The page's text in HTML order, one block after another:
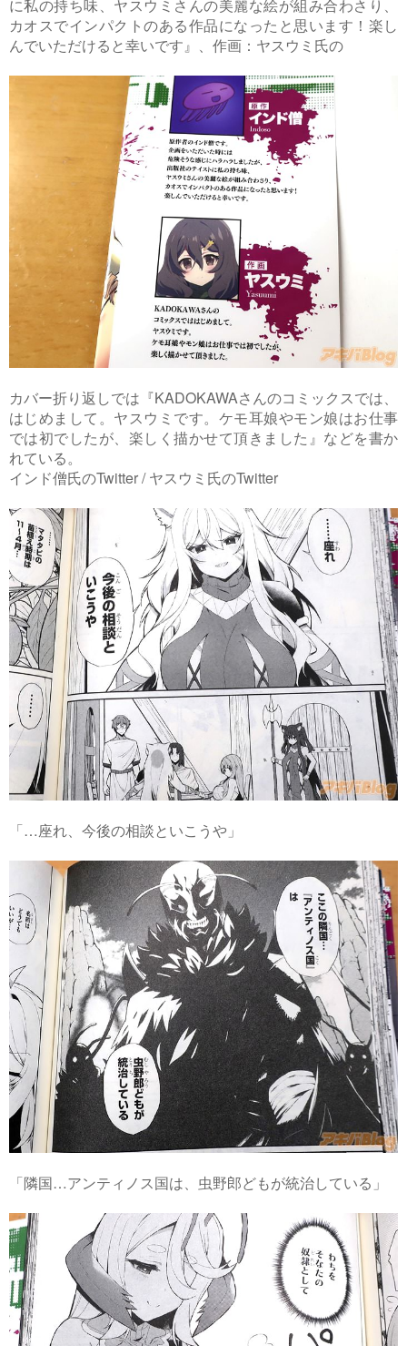
に私の持ち味、ヤスウミさんの美麗な絵が組み合わさり、
カオスでインパクトのある作品になったと思います！楽し
んでいただけると幸いです』、作画：ヤスウミ氏の
カバー折り返しでは『KADOKAWAさんのコミックスでは、
はじめまして。ヤスウミです。ケモ耳娘やモン娘はお仕事
では初でしたが、楽しく描かせて頂きました』などを書か
れている。
インド僧氏のTwitter / ヤスウミ氏のTwitter
「…座れ、今後の相談といこうや」
「隣国…アンティノス国は、虫野郎どもが統治している」